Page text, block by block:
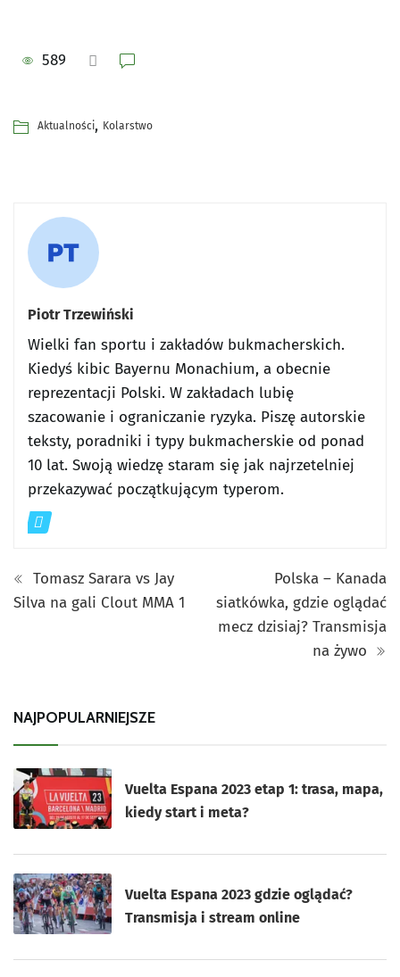
589
Aktualności, Kolarstwo
Piotr Trzewiński
Wielki fan sportu i zakładów bukmacherskich.
Kiedyś kibic Bayernu Monachium, a obecnie
reprezentacji Polski. W zakładach lubię
szacowanie i ograniczanie ryzyka. Piszę autorskie
teksty, poradniki i typy bukmacherskie od ponad
10 lat. Swoją wiedzę staram się jak najrzetelniej
przekazywać początkującym typerom.
Tomasz Sarara vs Jay
Silva na gali Clout MMA 1
Polska – Kanada
siatkówka, gdzie oglądać
mecz dzisiaj? Transmisja
na żywo
NAJPOPULARNIEJSZE
Vuelta Espana 2023 etap 1: trasa, mapa,
kiedy start i meta?
Vuelta Espana 2023 gdzie oglądać?
Transmisja i stream online